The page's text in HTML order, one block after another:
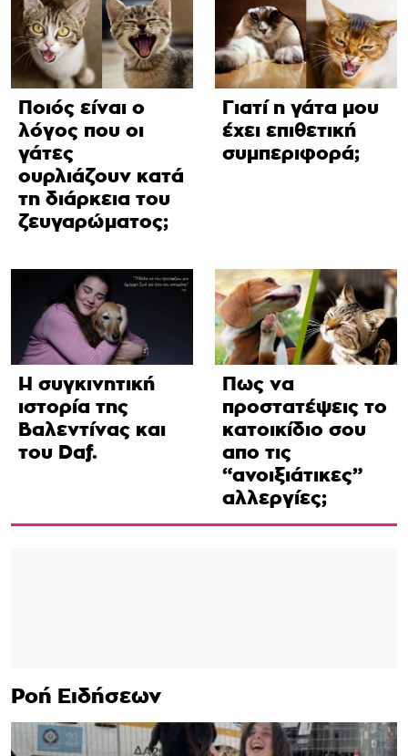
Ποιός είναι ο
λόγος που οι
γάτες
ουρλιάζουν κατά
τη διάρκεια του
ζευγαρώματος;
Γιατί η γάτα μου
έχει επιθετική
συμπεριφορά;
Η συγκινητική
ιστορία της
Βαλεντίνας και
του Daf.
Πως να
προστατέψεις το
κατοικίδιο σου
απο τις
“ανοιξιάτικες”
αλλεργίες;
Ροή Ειδήσεων